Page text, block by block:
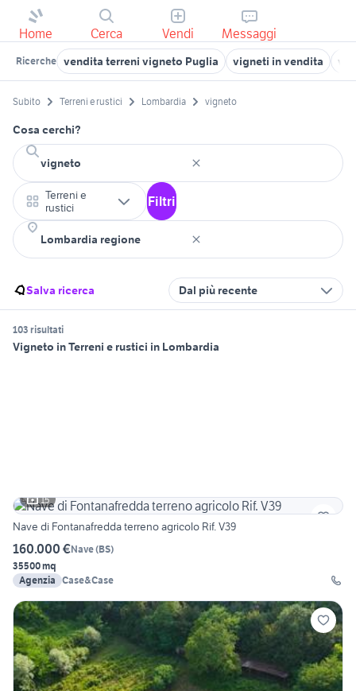
Home Cerca Vendi Messaggi
Ricerche vendita terreni vigneto Puglia vigneti in vendita
Subito Terreni e rustici Lombardia vigneto
Cosa cerchi?
Terreni e
rustici
Filtri
Salva ricerca Dal più recente
103 risultati
Vigneto in Terreni e rustici in Lombardia
15
Nave di Fontanafredda terreno agricolo Rif. V39
160.000 €Nave(BS)
35500 mq
Agenzia Case&Case